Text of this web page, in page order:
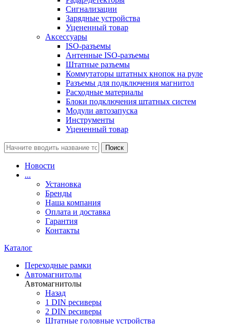
Сигнализации
Зарядные устройства
Уцененный товар
Аксессуары
ISO-разъемы
Антенные ISO-разъемы
Штатные разъемы
Коммутаторы штатных кнопок на руле
Разъемы для подключения магнитол
Расходные материалы
Блоки подключения штатных систем
Модули автозапуска
Инструменты
Уцененный товар
Поиск
Новости
...
Установка
Бренды
Наша компания
Оплата и доставка
Гарантия
Контакты
Каталог
Переходные рамки
Автомагнитолы
Автомагнитолы
Назад
1 DIN ресиверы
2 DIN ресиверы
Штатные головные устройства